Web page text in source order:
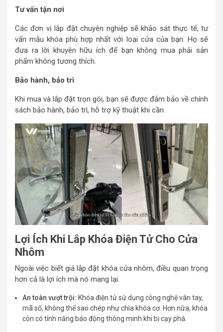
Tư vấn tận nơi
Các đơn vị lắp đặt chuyên nghiệp sẽ khảo sát thực tế, tư
vấn mẫu khóa phù hợp nhất với loại cửa của bạn. Họ sẽ
đưa ra lời khuyên hữu ích để bạn không mua phải sản
phẩm không tương thích.
Bảo hành, bảo trì
Khi mua và lắp đặt trọn gói, bạn sẽ được đảm bảo về chính
sách bảo hành, bảo trì, hỗ trợ kỹ thuật khi cần.
Lợi Ích Khi Lắp Khóa Điện Tử Cho Cửa
Nhôm
Ngoài việc biết giá lắp đặt khóa cửa nhôm, điều quan trọng
hơn cả là lợi ích mà nó mang lại.
An toàn vượt trội: Khóa điện tử sử dụng công nghệ vân tay,
mã số, không thể sao chép như chìa khóa cơ. Hơn nữa, khóa
còn có tính năng báo động thông minh khi bị cạy phá.